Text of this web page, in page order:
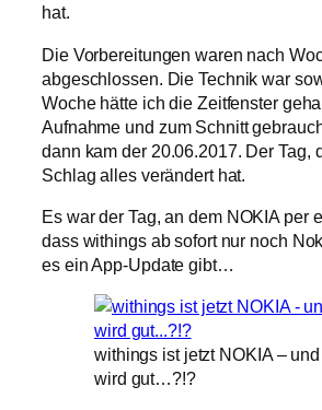
hat.
Die Vorbereitungen waren nach
abgeschlossen. Die Technik war
Woche hätte ich die Zeitfenster
Aufnahme und zum Schnitt
dann kam der 20.06.2017. Der Tag,
Schlag alles verändert hat.
Es war der Tag, an dem NOKIA per
dass withings ab sofort nur noch
es ein App-Update gibt…
withings ist jetzt NOKIA –
wird gut…?!?